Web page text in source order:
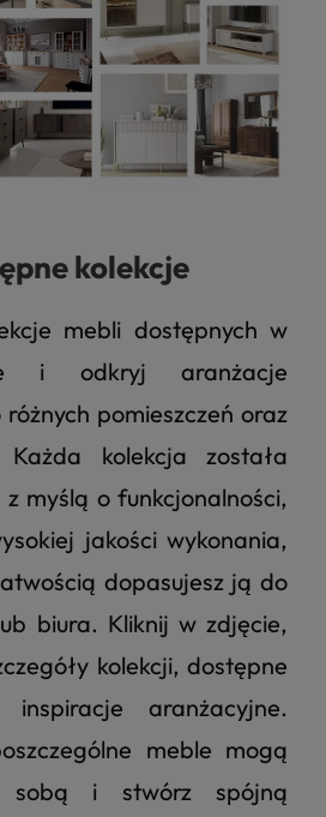
kolekcje
mebli dostępnych w
i odkryj aranżacje
pomieszczeń oraz
kolekcja została
myślą o funkcjonalności,
jakości wykonania,
dopasujesz ją do
biura. Kliknij w zdjęcie,
kolekcji, dostępne
aranżacyjne.
meble mogą
sobą i stwórz spójną